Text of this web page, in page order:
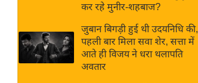
Hindi
Videos
IPL
2026
कर रहे मुनीर-शहबाज?
जुबान बिगड़ी हुई थी उदयनिधि की,
पहली बार मिला सवा शेर, सत्ता में
आते ही विजय ने धरा थलापति
अवतार